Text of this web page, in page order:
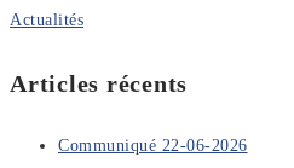
Actualités
Articles récents
Communiqué 22-06-2026